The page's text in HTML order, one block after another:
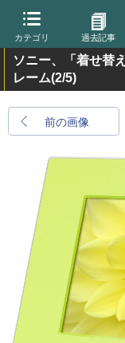
カテゴリ 過去記事
ソニー、「着せ替
レーム(2/5)
前の画像